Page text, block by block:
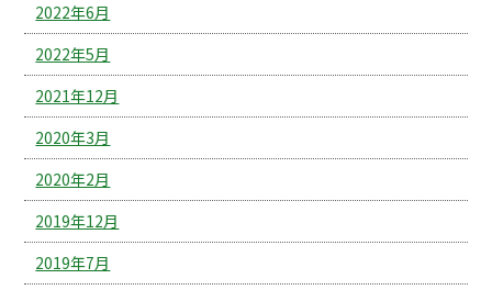
2022年6月
2022年5月
2021年12月
2020年3月
2020年2月
2019年12月
2019年7月